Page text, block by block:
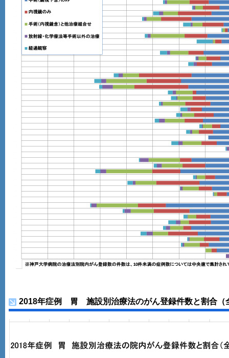
2018年症例 胃 施設別治療法のがん登録件数と割合（